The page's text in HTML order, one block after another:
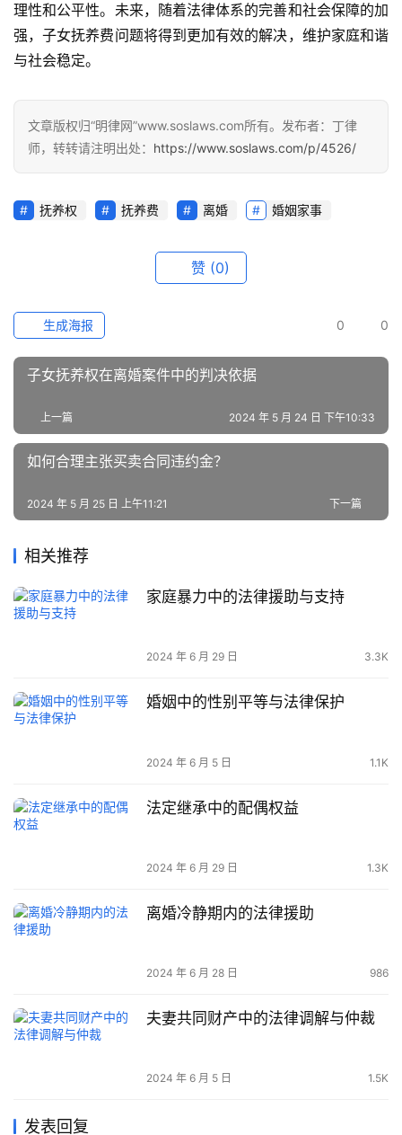
理性和公平性。未来，随着法律体系的完善和社会保障的加
强，子女抚养费问题将得到更加有效的解决，维护家庭和谐
与社会稳定。
文章版权归“明律网”www.soslaws.com所有。发布者：丁律
师，转转请注明出处： https://www.soslaws.com/p/4526/
抚养权 抚养费 离婚 婚姻家事
赞 (0)
0 0
生成海报
子女抚养权在离婚案件中的判决依据
上一篇 2024 年 5 月 24 日 下午10:33
如何合理主张买卖合同违约金？
下一篇
2024 年 5 月 25 日 上午11:21
相关推荐
家庭暴力中的法律援助与支持
2024 年 6 月 29 日 3.3K
婚姻中的性别平等与法律保护
2024 年 6 月 5 日 1.1K
法定继承中的配偶权益
2024 年 6 月 29 日 1.3K
离婚冷静期内的法律援助
2024 年 6 月 28 日 986
夫妻共同财产中的法律调解与仲裁
2024 年 6 月 5 日 1.5K
发表回复